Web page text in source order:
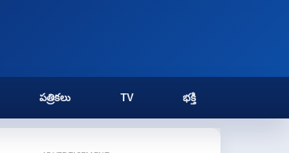
పత్రికలు TV భక్తి